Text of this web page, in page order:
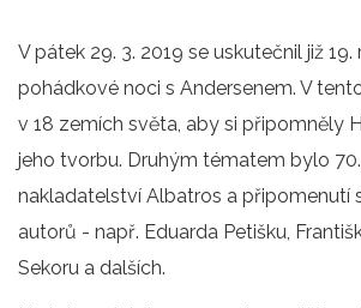
V pátek 29. 3. 2019 se uskutečnil již
pohádkové noci s Andersenem. V
v 18 zemích světa, aby si připomněly
jeho tvorbu. Druhým tématem bylo
nakladatelství Albatros a připomenutí
autorů - např. Eduarda Petišku,
Sekoru a dalších.